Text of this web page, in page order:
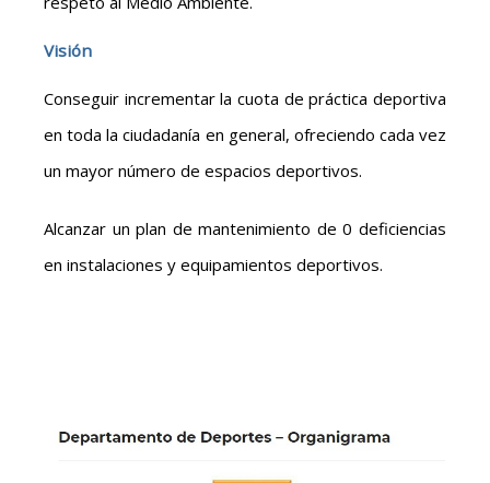
Visión
Conseguir incrementar la cuota de práctica deportiva
en toda la ciudadanía en general, ofreciendo cada vez
un mayor número de espacios deportivos.
Alcanzar un plan de mantenimiento de 0 deficiencias
en instalaciones y equipamientos deportivos.